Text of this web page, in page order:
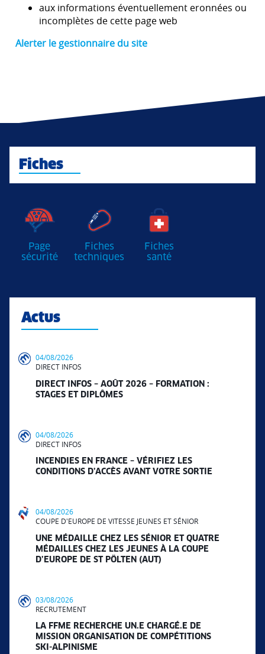
aux informations éventuellement eronnées ou
incomplètes de cette page web
Alerter le gestionnaire du site
Fiches
Page
sécurité
Fiches
techniques
Fiches
santé
Actus
04/08/2026
DIRECT INFOS
DIRECT INFOS – AOÛT 2026 – FORMATION :
STAGES ET DIPLÔMES
04/08/2026
DIRECT INFOS
INCENDIES EN FRANCE – VÉRIFIEZ LES
CONDITIONS D’ACCÈS AVANT VOTRE SORTIE
04/08/2026
COUPE D'EUROPE DE VITESSE JEUNES ET SÉNIOR
UNE MÉDAILLE CHEZ LES SÉNIOR ET QUATRE
MÉDAILLES CHEZ LES JEUNES À LA COUPE
D’EUROPE DE ST PÖLTEN (AUT)
03/08/2026
RECRUTEMENT
LA FFME RECHERCHE UN.E CHARGÉ.E DE
MISSION ORGANISATION DE COMPÉTITIONS
SKI-ALPINISME